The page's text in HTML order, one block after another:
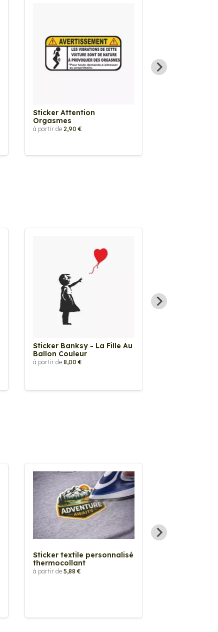
Sticker Attention
Orgasmes
à partir de 2,90 €
Sticker Banksy - La Fille Au
Ballon Couleur
à partir de 8,00 €
Sticker textile personnalisé
thermocollant
à partir de 5,88 €